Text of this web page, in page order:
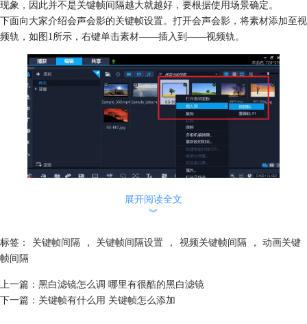
现象，因此并不是关键帧间隔越大就越好，要根据使用场景确定。
下面向大家介绍会声会影的关键帧设置。打开会声会影，将素材添加至视
频轨，如图1所示，右键单击素材——插入到——视频轨。
图1 将素材插入到视频轨
在图2所示界面，点击选中素材，然后点击图示的摇动和缩放按钮，进入
展开阅读全文
︾
标签： 关键帧间隔 ， 关键帧间隔设置 ， 视频关键帧间隔 ，
动画关键
帧间隔
上一篇： 黑白滤镜怎么调 哪里有很酷的黑白滤镜
下一篇： 关键帧有什么用 关键帧怎么添加